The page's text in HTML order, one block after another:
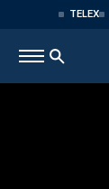
TELEX